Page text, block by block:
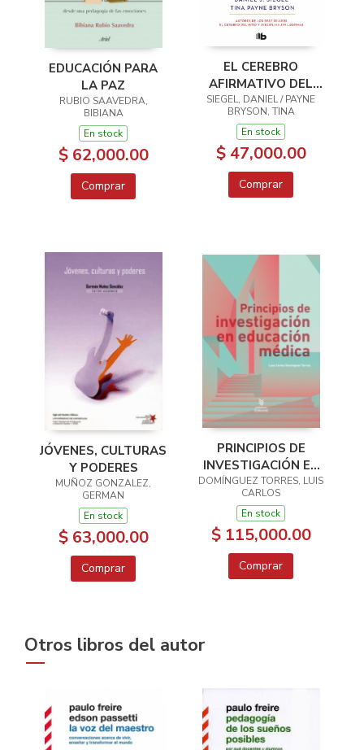
EDUCACIÓN PARA
LA PAZ
RUBIO SAAVEDRA,
BIBIANA
En stock
$ 62,000.00
Comprar
EL CEREBRO
AFIRMATIVO DEL
NIÑO
SIEGEL, DANIEL / PAYNE
BRYSON, TINA
En stock
$ 47,000.00
Comprar
JÓVENES, CULTURAS
Y PODERES
MUÑOZ GONZALEZ,
GERMAN
En stock
$ 63,000.00
Comprar
PRINCIPIOS DE
INVESTIGACIÓN EN
EDUCACIÓN MÉDICA
DOMÍNGUEZ TORRES, LUIS
CARLOS
En stock
$ 115,000.00
Comprar
Otros libros del autor